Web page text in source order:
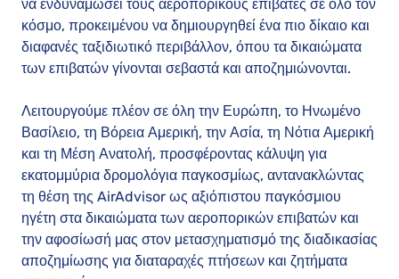
να ενδυναμώσει τους αεροπορικούς επιβάτες σε όλο τον
κόσμο, προκειμένου να δημιουργηθεί ένα πιο δίκαιο και
διαφανές ταξιδιωτικό περιβάλλον, όπου τα δικαιώματα
των επιβατών γίνονται σεβαστά και αποζημιώνονται.
Λειτουργούμε πλέον σε όλη την Ευρώπη, το Ηνωμένο
Βασίλειο, τη Βόρεια Αμερική, την Ασία, τη Νότια Αμερική
και τη Μέση Ανατολή, προσφέροντας κάλυψη για
εκατομμύρια δρομολόγια παγκοσμίως, αντανακλώντας
τη θέση της AirAdvisor ως αξιόπιστου παγκόσμιου
ηγέτη στα δικαιώματα των αεροπορικών επιβατών και
την αφοσίωσή μας στον μετασχηματισμό της διαδικασίας
αποζημίωσης για διαταραχές πτήσεων και ζητήματα